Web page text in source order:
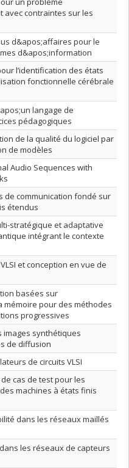
avec contraintes sur les
d&apos;affaires pour le
d&apos;information
l’identification des états
fonctionnelle cérébrale
langage de
pédagogiques
de la qualité du logiciel par
de modèles
Audio Sequences with
de communication fondé sur
étendus
stratégique et adaptative
intégrant le contexte
et conception en vue de
basées sur
mémoire pour des méthodes
progressives
images synthétiques
de diffusion
de circuits VLSI
cas de test pour les
machines à états finis
dans les réseaux maillés
les réseaux de capteurs